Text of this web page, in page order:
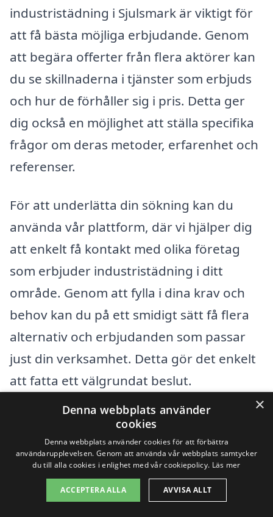
industristädning i Sjulsmark är viktigt för
att få bästa möjliga erbjudande. Genom
att begära offerter från flera aktörer kan
du se skillnaderna i tjänster som erbjuds
och hur de förhåller sig i pris. Detta ger
dig också en möjlighet att ställa specifika
frågor om deras metoder, erfarenhet och
referenser.
För att underlätta din sökning kan du
använda vår plattform, där vi hjälper dig
att enkelt få kontakt med olika företag
som erbjuder industristädning i ditt
område. Genom att fylla i dina krav och
behov kan du på ett smidigt sätt få flera
alternativ och erbjudanden som passar
just din verksamhet. Detta gör det enkelt
att fatta ett välgrundat beslut.
Få 3 erbjudanden, gratis och utan
förpliktelser
×
Denna webbplats använder
cookies
Denna webbplats använder cookies för att förbättra
användarupplevelsen. Genom att använda vår webbplats samtycker
du till alla cookies i enlighet med vår cookiepolicy. Läs mer
ACCEPTERA ALLA AVVISA ALLT